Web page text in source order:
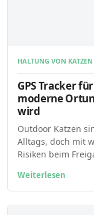
HALTUNG VON KATZEN
GPS Tracker
moderne
wird
Outdoor Katzen
Alltags, doch mit
Risiken beim
Weiterlesen